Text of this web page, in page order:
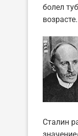
болел
Сталин